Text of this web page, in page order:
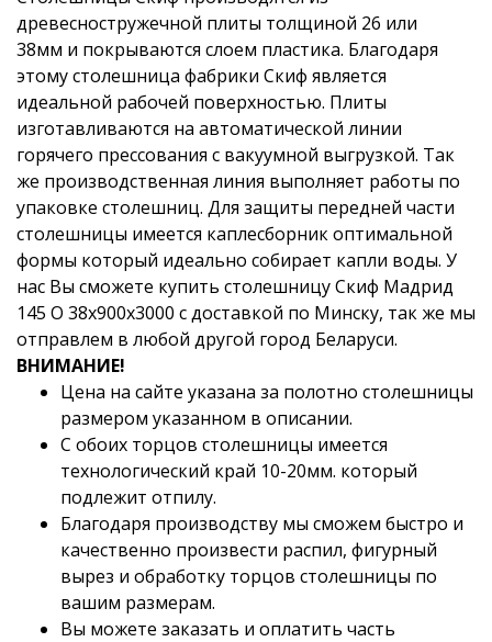
древесностружечной плиты толщиной 26 или
38мм и покрываются слоем пластика. Благодаря
этому столешница фабрики Скиф является
идеальной рабочей поверхностью. Плиты
изготавливаются на автоматической линии
горячего прессования с вакуумной выгрузкой. Так
же производственная линия выполняет работы по
упаковке столешниц. Для защиты передней части
столешницы имеется каплесборник оптимальной
формы который идеально собирает капли воды. У
нас Вы сможете купить столешницу Скиф Мадрид
145 O 38x900x3000 с доставкой по Минску, так же мы
отправлем в любой другой город Беларуси.
ВНИМАНИЕ!
Цена на сайте указана за полотно столешницы
размером указанном в описании.
С обоих торцов столешницы имеется
технологический край 10-20мм. который
подлежит отпилу.
Благодаря производству мы сможем быстро и
качественно произвести распил, фигурный
вырез и обработку торцов столешницы по
вашим размерам.
Вы можете заказать и оплатить часть